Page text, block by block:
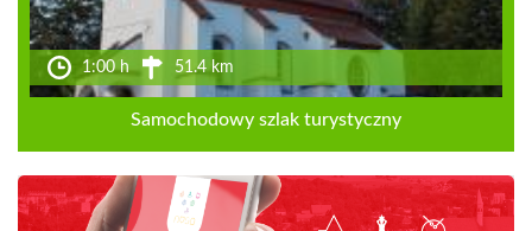
1:00 h 51.4 km
Samochodowy szlak turystyczny